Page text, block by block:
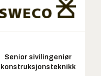
Senior sivilingeniør
konstruksjonsteknikk